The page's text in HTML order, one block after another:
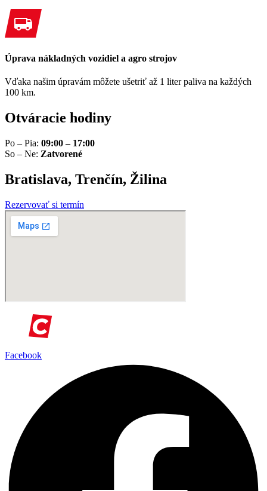
Úprava nákladných vozidiel a agro strojov
Vďaka našim úpravám môžete ušetriť až 1 liter paliva na každých
100 km.
Otváracie hodiny
Po – Pia: 09:00 – 17:00
So – Ne: Zatvorené
Bratislava, Trenčín, Žilina
Rezervovať si termín
Facebook